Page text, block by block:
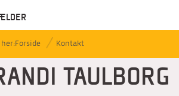
Forside Kontakt
TAULBORG